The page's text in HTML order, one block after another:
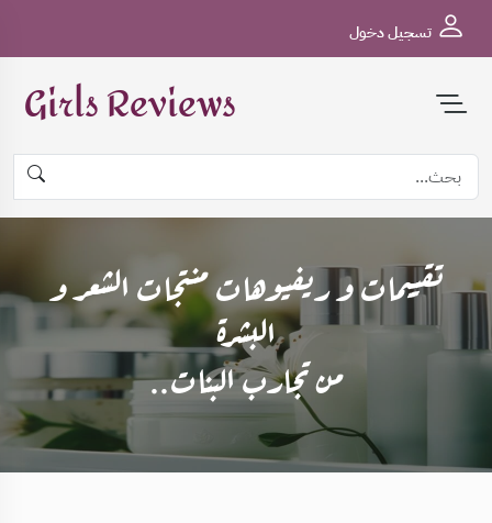
تسجيل دخول
Girls Reviews
تقييمات و ريفيوهات منتجات الشعر و
البشرة
من تجارب البنات..